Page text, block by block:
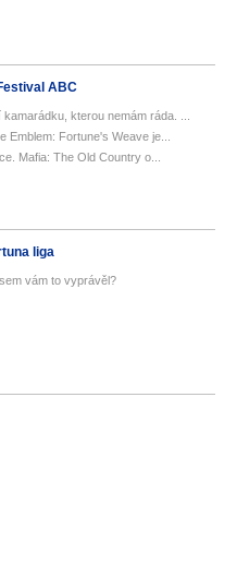
ABC
kterou nemám ráda. ...
Fortune's Weave je...
Mafia: The Old Country o...
liga
vám to vyprávěl?